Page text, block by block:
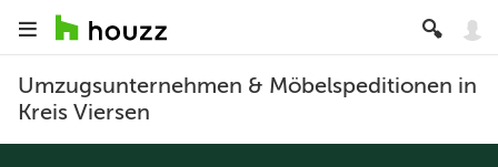
Umzugsunternehmen & Möbelspeditionen in
Kreis Viersen